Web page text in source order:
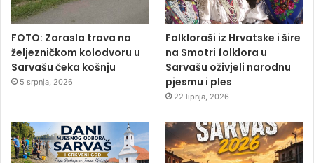
FOTO: Zarasla trava na
željezničkom kolodvoru u
Sarvašu čeka košnju
5 srpnja, 2026
Folkloraši iz Hrvatske i šire
na Smotri folklora u
Sarvašu oživjeli narodnu
pjesmu i ples
22 lipnja, 2026